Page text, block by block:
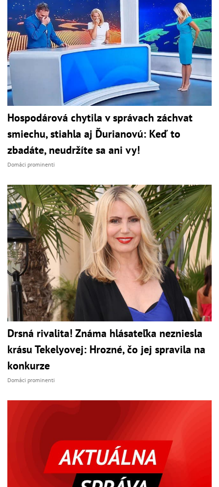
Hospodárová chytila v správach záchvat
smiechu, stiahla aj Ďurianovú: Keď to
zbadáte, neudržíte sa ani vy!
Domáci prominenti
Drsná rivalita! Známa hlásateľka nezniesla
krásu Tekelyovej: Hrozné, čo jej spravila na
konkurze
Domáci prominenti